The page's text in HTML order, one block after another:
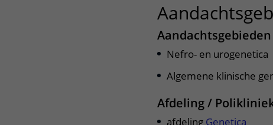
Aandachtsgebieden
Nefro- en urogenetica
Algemene klinische
Afdeling /
afdeling Genetica